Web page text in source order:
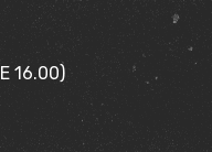
16.00)